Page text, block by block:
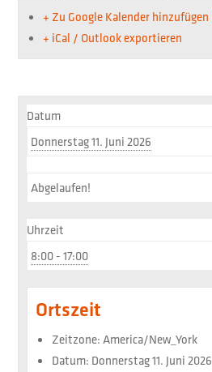
+ Zu Google Kalender hinzufügen
+ iCal / Outlook exportieren
Datum
Donnerstag 11. Juni 2026
Abgelaufen!
Uhrzeit
8:00 - 17:00
Ortszeit
Zeitzone:America/New_York
Datum: Donnerstag 11. Juni 2026